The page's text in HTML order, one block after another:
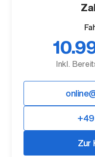
Geschaffen, um
Inkl.
Zur